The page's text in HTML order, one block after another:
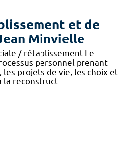
et de
Minvielle
/ rétablissement Le
personnel prenant
les projets de vie, les choix et
la reconstruct